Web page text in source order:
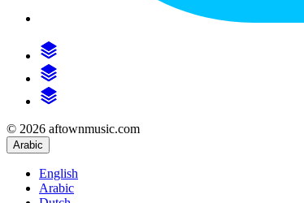
© 2026 aftownmusic.com
Arabic
English
Arabic